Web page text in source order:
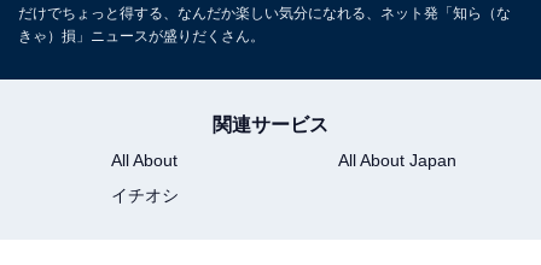
だけでちょっと得する、なんだか楽しい気分になれる、ネット発「知ら（な
きゃ）損」ニュースが盛りだくさん。
関連サービス
All About
All About Japan
イチオシ